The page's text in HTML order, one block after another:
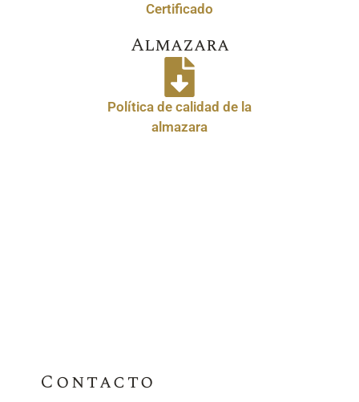
Certificado
Almazara
Política de calidad de la
almazara
Contacto